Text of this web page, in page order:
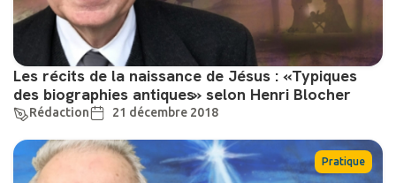
Les récits de la naissance de Jésus : «Typiques
des biographies antiques» selon Henri Blocher
Rédaction 21 décembre 2018
Pratique